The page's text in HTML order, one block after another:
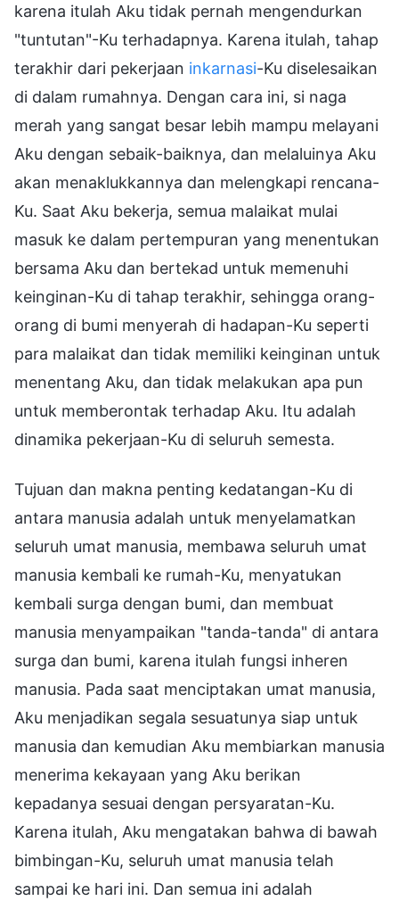
karena itulah Aku tidak pernah mengendurkan
"tuntutan"-Ku terhadapnya. Karena itulah, tahap
terakhir dari pekerjaan inkarnasi-Ku diselesaikan
di dalam rumahnya. Dengan cara ini, si naga
merah yang sangat besar lebih mampu melayani
Aku dengan sebaik-baiknya, dan melaluinya Aku
akan menaklukkannya dan melengkapi rencana-
Ku. Saat Aku bekerja, semua malaikat mulai
masuk ke dalam pertempuran yang menentukan
bersama Aku dan bertekad untuk memenuhi
keinginan-Ku di tahap terakhir, sehingga orang-
orang di bumi menyerah di hadapan-Ku seperti
para malaikat dan tidak memiliki keinginan untuk
menentang Aku, dan tidak melakukan apa pun
untuk memberontak terhadap Aku. Itu adalah
dinamika pekerjaan-Ku di seluruh semesta.
Tujuan dan makna penting kedatangan-Ku di
antara manusia adalah untuk menyelamatkan
seluruh umat manusia, membawa seluruh umat
manusia kembali ke rumah-Ku, menyatukan
kembali surga dengan bumi, dan membuat
manusia menyampaikan "tanda-tanda" di antara
surga dan bumi, karena itulah fungsi inheren
manusia. Pada saat menciptakan umat manusia,
Aku menjadikan segala sesuatunya siap untuk
manusia dan kemudian Aku membiarkan manusia
menerima kekayaan yang Aku berikan
kepadanya sesuai dengan persyaratan-Ku.
Karena itulah, Aku mengatakan bahwa di bawah
bimbingan-Ku, seluruh umat manusia telah
sampai ke hari ini. Dan semua ini adalah